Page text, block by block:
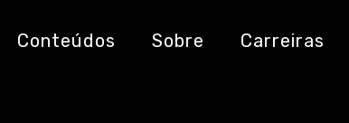
Conteúdos Sobre Carreiras
Simbolico